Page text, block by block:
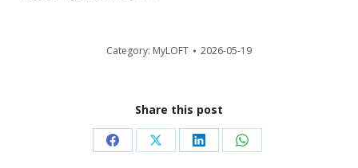
Category: MyLOFT 2026-05-19
Share this post
Share Share Share Share